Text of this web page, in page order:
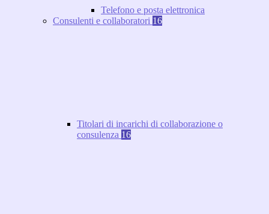
Telefono e posta elettronica
Consulenti e collaboratori 16
Titolari di incarichi di collaborazione o
consulenza 16